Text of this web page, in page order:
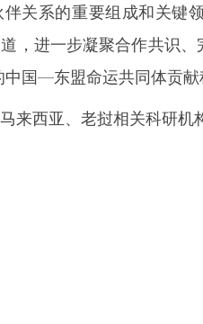
关系的重要组成和关键
，进一步凝聚合作共识
中国—东盟命运共同体贡
来西亚、老挝相关科研机